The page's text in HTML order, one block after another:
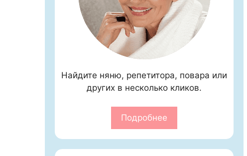
Найдите няню, репетитора, повара или
других в несколько кликов.
Подробнее